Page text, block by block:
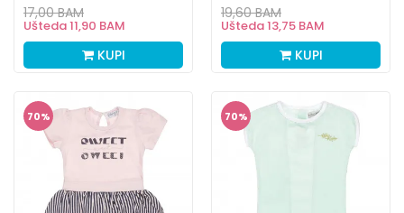
Ušteda11,90 BAM
17,00BAM
KUPI
Ušteda13,75 BAM
19,60BAM
KUPI
70% 70%